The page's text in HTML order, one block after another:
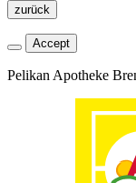
zurück
Accept
Pelikan Apotheke